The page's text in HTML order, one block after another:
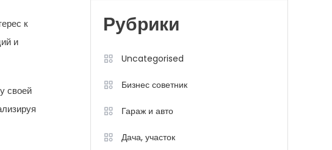
к
и
своей
Рубрики
Uncategorised
Бизнес советник
Гараж и авто
Дача, участок